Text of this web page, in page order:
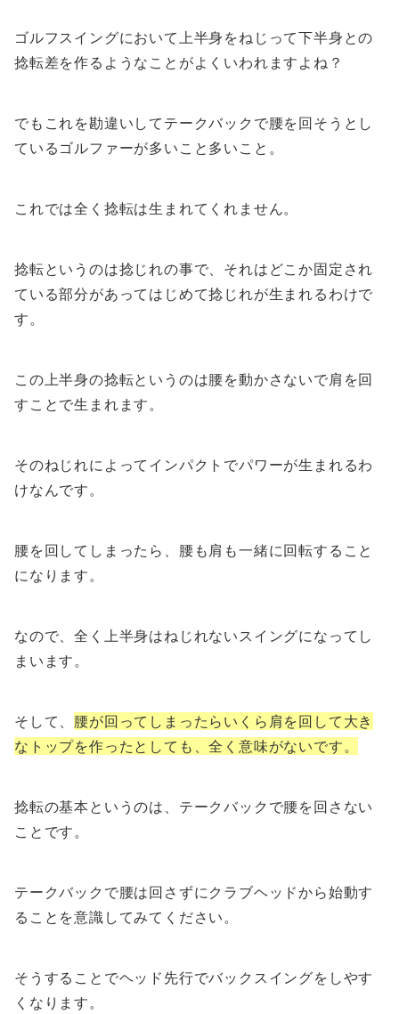
ゴルフスイングにおいて上半身をねじって下半身との
捻転差を作るようなことがよくいわれますよね？
でもこれを勘違いしてテークバックで腰を回そうとし
ているゴルファーが多いこと多いこと。
これでは全く捻転は生まれてくれません。
捻転というのは捻じれの事で、それはどこか固定され
ている部分があってはじめて捻じれが生まれるわけで
す。
この上半身の捻転というのは腰を動かさないで肩を回
すことで生まれます。
そのねじれによってインパクトでパワーが生まれるわ
けなんです。
腰を回してしまったら、腰も肩も一緒に回転すること
になります。
なので、全く上半身はねじれないスイングになってし
まいます。
そして、 腰が回ってしまったらいくら肩を回して大き
なトップを作ったとしても、全く意味がないです。
捻転の基本というのは、テークバックで腰を回さない
ことです。
テークバックで腰は回さずにクラブヘッドから始動す
ることを意識してみてください。
そうすることでヘッド先行でバックスイングをしやす
くなります。